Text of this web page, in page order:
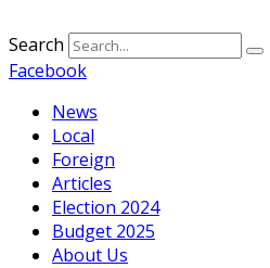
Search
Facebook
News
Local
Foreign
Articles
Election 2024
Budget 2025
About Us